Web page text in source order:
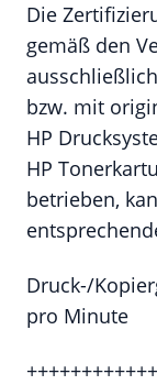
Die
gemäß den
bzw. mit
HP
HP
betrieben,
Druck-/
pro Minute